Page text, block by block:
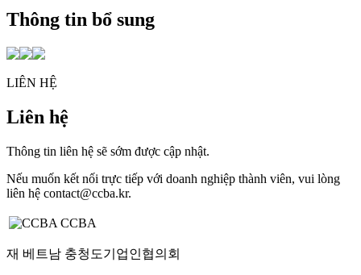
Thông tin bổ sung
LIÊN HỆ
Liên hệ
Thông tin liên hệ sẽ sớm được cập nhật.
Nếu muốn kết nối trực tiếp với doanh nghiệp thành viên, vui lòng
liên hệ contact@ccba.kr.
CCBA
재 베트남 충청도기업인협의회